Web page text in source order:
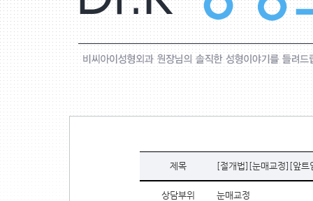
제목 [절개법][눈매교정][앞트
상담부위 눈매교정